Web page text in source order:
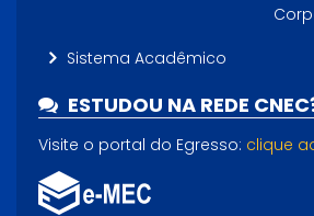
Sistema Acadêmico
ESTUDOU NA REDE
Visite o portal do Egresso: clique